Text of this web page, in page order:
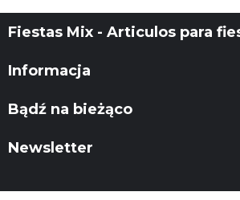
Fiestas Mix - Articulos para
Informacja
Bądź na bieżąco
Newsletter